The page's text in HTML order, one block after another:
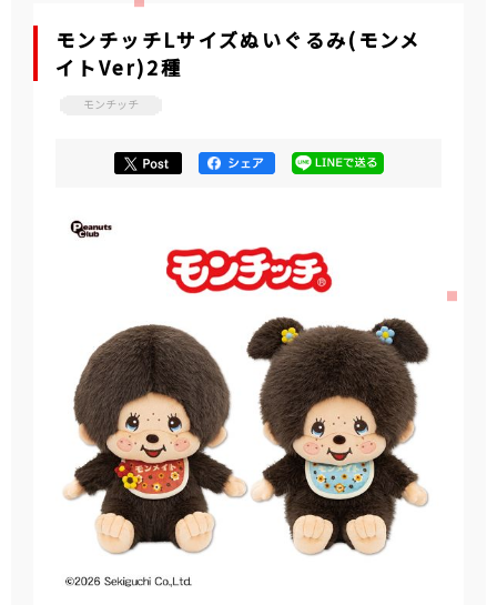
モンチッチLサイズぬいぐるみ(モンメ
イトVer)2種
モンチッチ